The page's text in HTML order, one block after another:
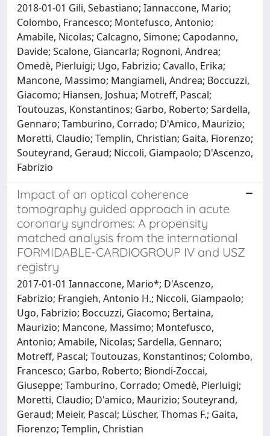
2018-01-01 Gili, Sebastiano; Iannaccone, Mario;
Colombo, Francesco; Montefusco, Antonio;
Amabile, Nicolas; Calcagno, Simone; Capodanno,
Davide; Scalone, Giancarla; Rognoni, Andrea;
Omedè, Pierluigi; Ugo, Fabrizio; Cavallo, Erika;
Mancone, Massimo; Mangiameli, Andrea; Boccuzzi,
Giacomo; Hiansen, Joshua; Motreff, Pascal;
Toutouzas, Konstantinos; Garbo, Roberto; Sardella,
Gennaro; Tamburino, Corrado; D'Amico, Maurizio;
Moretti, Claudio; Templin, Christian; Gaita, Fiorenzo;
Souteyrand, Geraud; Niccoli, Giampaolo; D'Ascenzo,
Fabrizio
Impact of an optical coherence
tomography guided approach in acute
coronary syndromes: A propensity
matched analysis from the international
FORMIDABLE-CARDIOGROUP IV and USZ
registry
2017-01-01 Iannaccone, Mario*; D'Ascenzo,
Fabrizio; Frangieh, Antonio H.; Niccoli, Giampaolo;
Ugo, Fabrizio; Boccuzzi, Giacomo; Bertaina,
Maurizio; Mancone, Massimo; Montefusco,
Antonio; Amabile, Nicolas; Sardella, Gennaro;
Motreff, Pascal; Toutouzas, Konstantinos; Colombo,
Francesco; Garbo, Roberto; Biondi-Zoccai,
Giuseppe; Tamburino, Corrado; Omedè, Pierluigi;
Moretti, Claudio; D'amico, Maurizio; Souteyrand,
Geraud; Meieir, Pascal; Lüscher, Thomas F.; Gaita,
Fiorenzo; Templin, Christian